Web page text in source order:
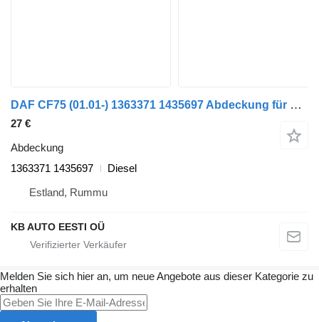
DAF CF75 (01.01-) 1363371 1435697 Abdeckung für DAF LF45, LF55, LF180, CF65, CF75, CF85 (2001-) LKW
27 €
Abdeckung
1363371 1435697
Diesel
Estland, Rummu
KB AUTO EESTI OÜ
Melden Sie sich hier an, um neue Angebote aus dieser Kategorie zu
erhalten